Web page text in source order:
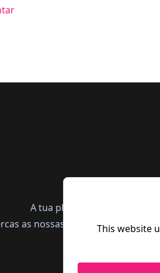
A tua plataforma para te
as nossas notícias, reviews,
This website